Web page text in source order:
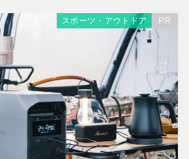
スポーツ・アウトドア PR